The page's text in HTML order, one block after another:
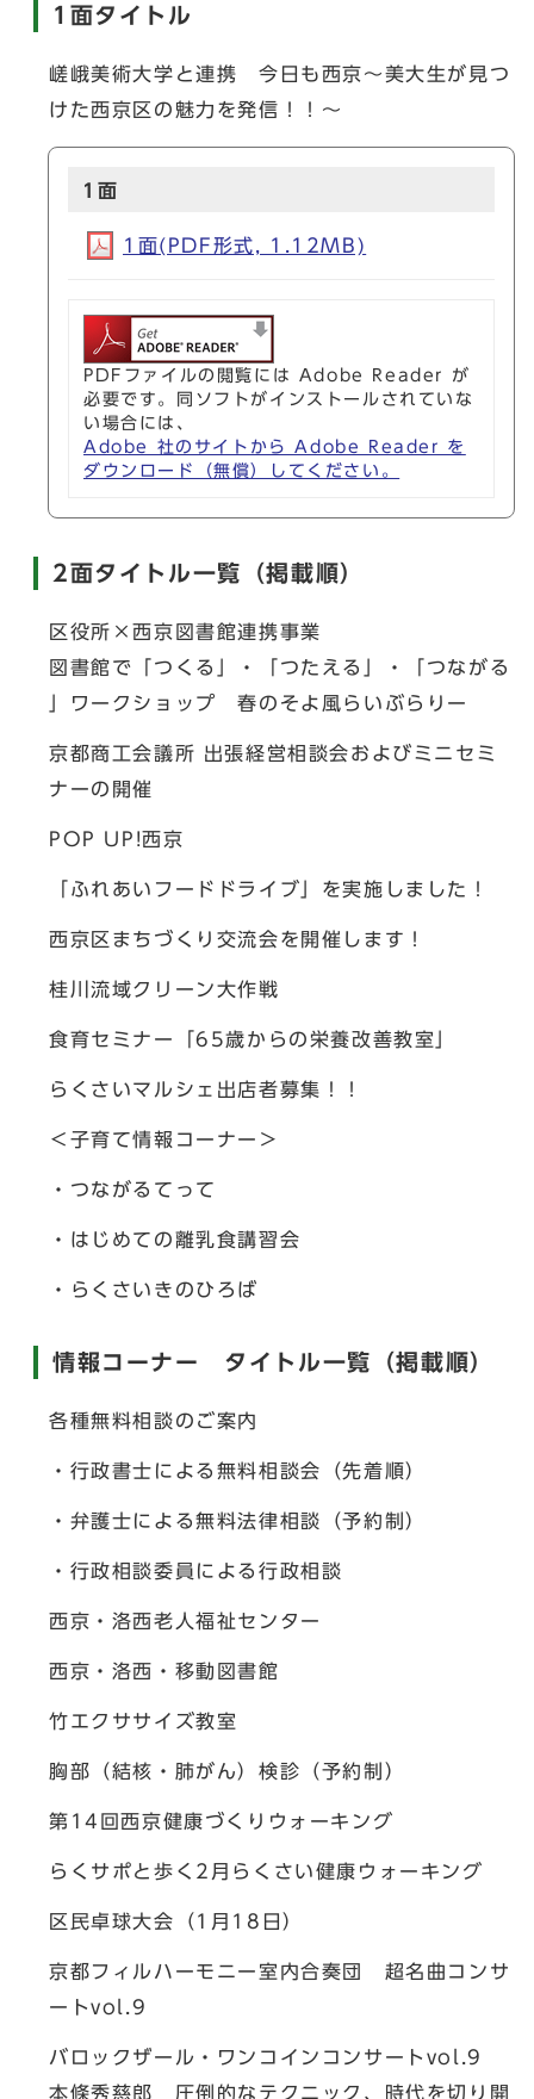
1面タイトル
嵯峨美術大学と連携 今日も西京～美大生が見つ
けた西京区の魅力を発信！！～
1面
1面(PDF形式, 1.12MB)
PDFファイルの閲覧には Adobe Reader が
必要です。同ソフトがインストールされていな
い場合には、
Adobe 社のサイトから Adobe Reader を
ダウンロード（無償）してください。
2面タイトル一覧（掲載順）
区役所×西京図書館連携事業
図書館で「つくる」・「つたえる」・「つながる
」ワークショップ 春のそよ風らいぶらりー
京都商工会議所 出張経営相談会およびミニセミ
ナーの開催
POP UP!西京
「ふれあいフードドライブ」を実施しました！
西京区まちづくり交流会を開催します！
桂川流域クリーン大作戦
食育セミナー「65歳からの栄養改善教室」
らくさいマルシェ出店者募集！！
＜子育て情報コーナー＞
・つながるてって
・はじめての離乳食講習会
・らくさいきのひろば
情報コーナー タイトル一覧（掲載順）
各種無料相談のご案内
・行政書士による無料相談会（先着順）
・弁護士による無料法律相談（予約制）
・行政相談委員による行政相談
西京・洛西老人福祉センター
西京・洛西・移動図書館
竹エクササイズ教室
胸部（結核・肺がん）検診（予約制）
第14回西京健康づくりウォーキング
らくサポと歩く2月らくさい健康ウォーキング
区民卓球大会（1月18日）
京都フィルハーモニー室内合奏団 超名曲コンサ
ートvol.9
バロックザール・ワンコインコンサートvol.9
本條秀慈郎 圧倒的なテクニック、時代を切り開